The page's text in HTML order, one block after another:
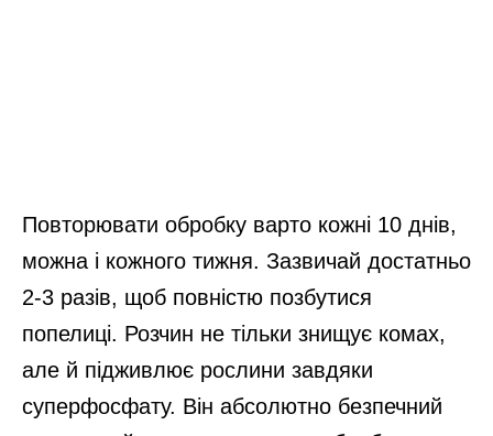
Повторювати обробку варто кожні 10 днів,
можна і кожного тижня. Зазвичай достатньо
2-3 разів, щоб повністю позбутися
попелиці. Розчин не тільки знищує комах,
але й підживлює рослини завдяки
суперфосфату. Він абсолютно безпечний